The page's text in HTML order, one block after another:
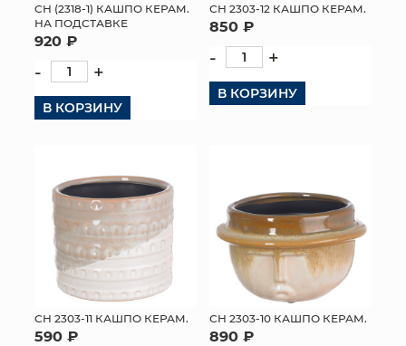
СН (2318-1) КАШПО КЕРАМ.
НА ПОДСТАВКЕ
920 ₽
- +
В КОРЗИНУ
СН 2303-12 КАШПО КЕРАМ.
850 ₽
- +
В КОРЗИНУ
СН 2303-11 КАШПО КЕРАМ.
590 ₽
СН 2303-10 КАШПО КЕРАМ.
890 ₽